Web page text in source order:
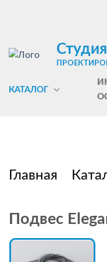
КАТАЛОГ
Главная
Подвес